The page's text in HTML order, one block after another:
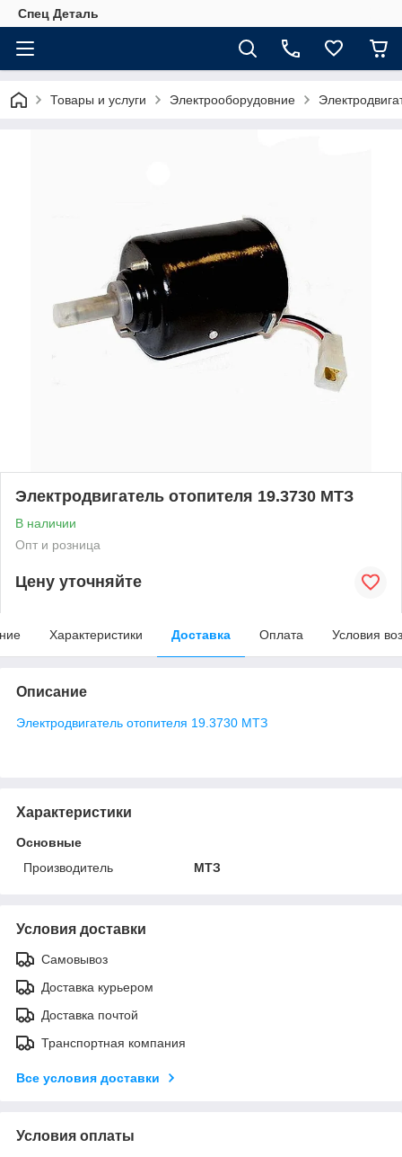
Спец Деталь
Товары и услуги Электрооборудовние
Электродвигатель отопителя 19.3730 МТЗ
В наличии
Опт и розница
Цену уточняйте
Характеристики Доставка Оплата Условия
Описание
Электродвигатель отопителя 19.3730 МТЗ
Характеристики
Основные
Производитель
МТЗ
Условия доставки
Самовывоз
Доставка курьером
Доставка почтой
Транспортная компания
Все условия доставки
Условия оплаты